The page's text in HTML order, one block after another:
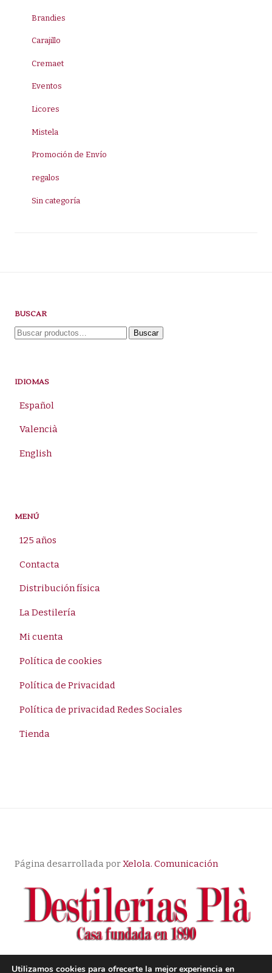
Brandies
Carajillo
Cremaet
Eventos
Licores
Mistela
Promoción de Envío
regalos
Sin categoría
BUSCAR
Buscar
Buscar
IDIOMAS
Español
Valencià
English
MENÚ
125 años
Contacta
Distribución física
La Destilería
Mi cuenta
Política de cookies
Política de Privacidad
Política de privacidad Redes Sociales
Tienda
Página desarrollada porXelola. Comunicación
Utilizamos cookies para ofrecerte la mejor experiencia en